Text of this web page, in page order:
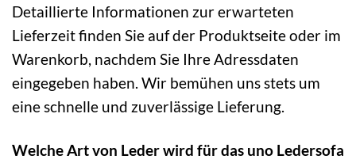
Detaillierte Informationen zur erwarteten
Lieferzeit finden Sie auf der Produktseite oder im
Warenkorb, nachdem Sie Ihre Adressdaten
eingegeben haben. Wir bemühen uns stets um
eine schnelle und zuverlässige Lieferung.
Welche Art von Leder wird für das uno Ledersofa